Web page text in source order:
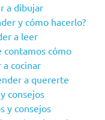
a dibujar
y cómo hacerlo?
a leer
contamos cómo
a cocinar
a quererte
consejos
y consejos